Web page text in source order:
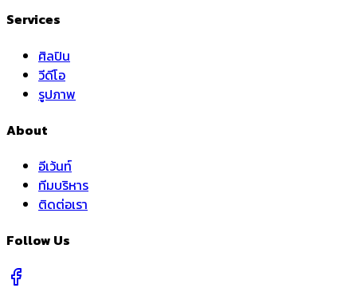
Services
ศิลปิน
วีดีโอ
รูปภาพ
About
อีเว้นท์
ทีมบริหาร
ติดต่อเรา
Follow Us